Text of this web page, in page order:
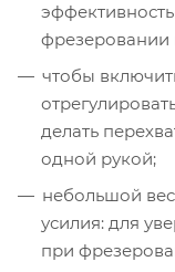
фрезеровании
чтобы
делать
одной рукой;
небольшой
усилия: для
при